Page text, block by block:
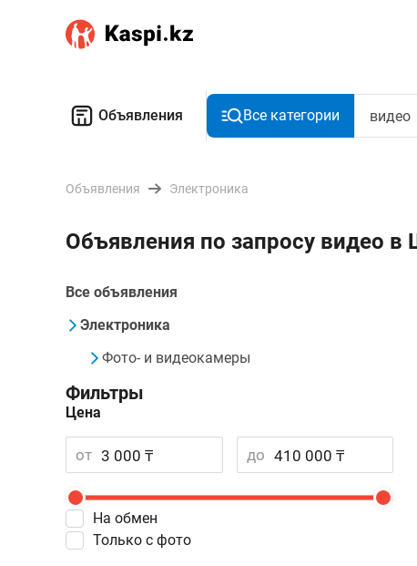
Объявления Все категории
Объявления Электроника
Объявления по запросу видео
Все объявления
Электроника
Фото- и видеокамеры
Фильтры
Цена
от до
На обмен
Только с фото